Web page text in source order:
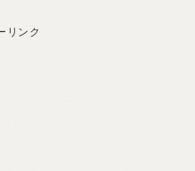
リンク